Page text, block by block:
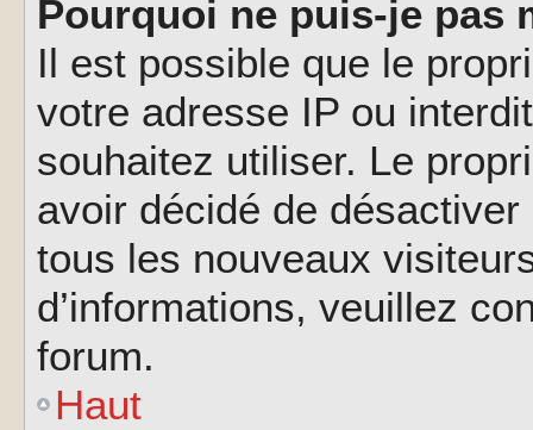
Pourquoi ne puis-je pas
Il est possible que le
votre adresse IP ou
souhaitez utiliser. Le
avoir décidé de
tous les nouveaux
d’informations, veuillez
forum.
Haut